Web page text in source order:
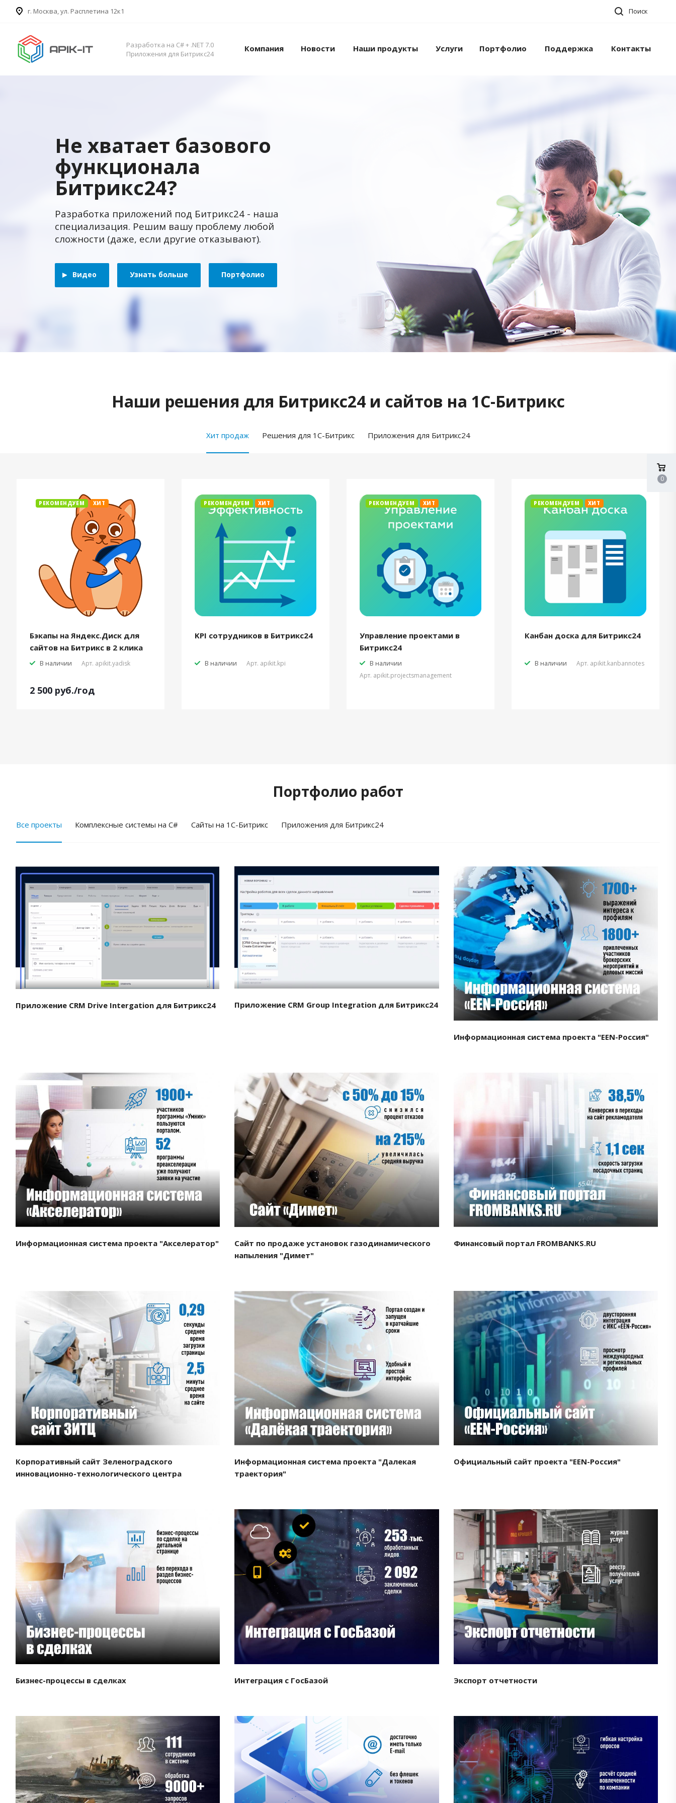
​г. Москва, ул. Расплетина 12к1 Поиск
Разработка на C# + .NET 7.0
Приложения для Битрикс24
Компания Новости Наши продукты Услуги Портфолио Поддержка Контакты
Не хватает базового
функционала
Битрикс24?
Разработка приложений под Битрикс24 - наша
специализация. Решим вашу проблему любой
сложности (даже, если другие отказывают).
Видео Узнать больше Портфолио
Наши решения для Битрикс24 и сайтов на 1С-Битрикс
Хит продаж Решения для 1С-Битрикс Приложения для Битрикс24
РЕКОМЕНДУЕМ ХИТ
Бэкапы на Яндекс.Диск для
сайтов на Битрикс в 2 клика
В наличии Арт. apikit.yadisk
2 500 руб./год
РЕКОМЕНДУЕМ ХИТ
KPI сотрудников в Битрикс24
В наличии Арт. apikit.kpi
РЕКОМЕНДУЕМ ХИТ
Управление проектами в
Битрикс24
В наличии
Арт. apikit.projectsmanagement
РЕКОМЕНДУЕМ ХИТ
Канбан доска для Битрикс24
В наличии Арт. apikit.kanbannotes
Портфолио работ
Все проекты Комплексные системы на C# Cайты на 1С-Битрикс Приложения для Битрикс24
Смотреть проект
Приложение CRM Drive Intergation для Битрикс24 Приложение CRM Group Integration для Битрикс24
Смотреть проект
Информационная система проекта "EEN-Россия"
Смотреть проект
Информационная система проекта "Акселератор"
Смотреть проект
Сайт по продаже установок газодинамического
напыления "Димет"
Смотреть проект
Финансовый портал FROMBANKS.RU
Смотреть проект
Корпоративный сайт Зеленоградского
инновационно-технологического центра
Смотреть проект
Информационная система проекта "Далекая
траектория"
Смотреть проект
Официальный сайт проекта "EEN-Россия"
Бизнес-процессы в сделках
Смотреть проект
Интеграция с ГосБазой
Смотреть проект
Экспорт отчетности
Смотреть проект Смотреть проект Смотреть проект
0